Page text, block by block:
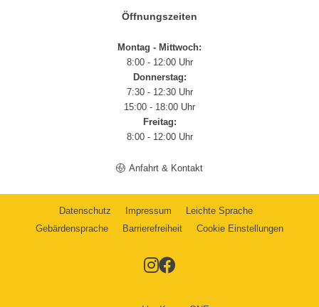
Öffnungszeiten
Montag - Mittwoch:
8:00 - 12:00 Uhr
Donnerstag:
7:30 - 12:30 Uhr
15:00 - 18:00 Uhr
Freitag:
8:00 - 12:00 Uhr
Anfahrt & Kontakt
Datenschutz Impressum
Leichte Sprache
Gebärdensprache
Barrierefreiheit Cookie Einstellungen